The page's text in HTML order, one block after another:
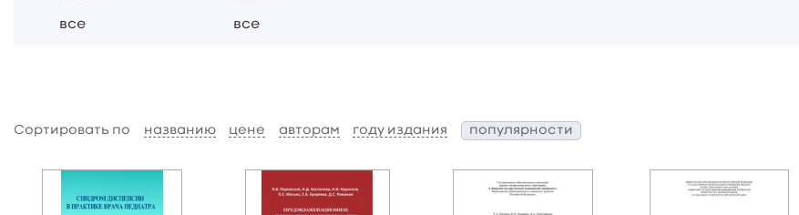
все все
Сортировать по названию цене авторам году издания популярности